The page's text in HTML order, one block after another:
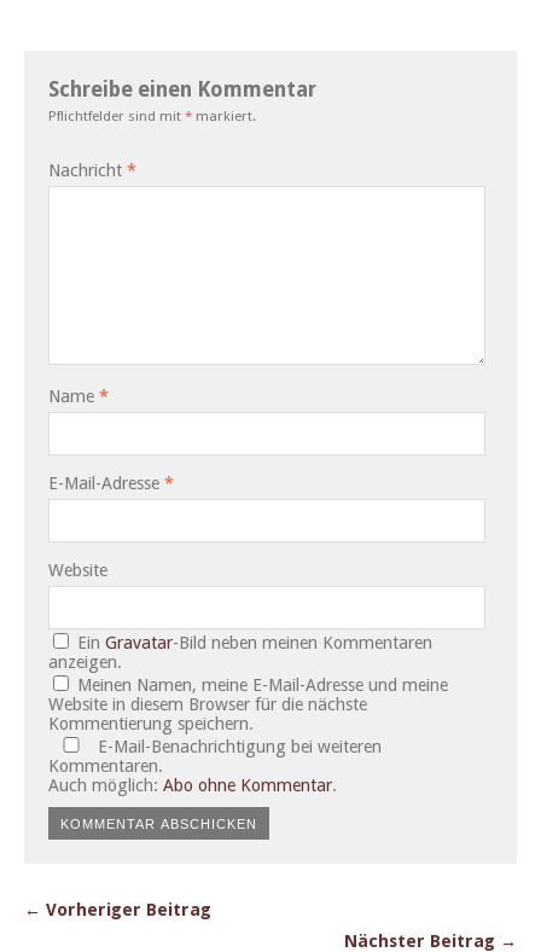
Schreibe einen Kommentar
Pflichtfelder sind mit * markiert.
Nachricht *
Name *
E-Mail-Adresse *
Website
EinGravatar-Bild neben meinen Kommentaren
anzeigen.
Meinen Namen, meine E-Mail-Adresse und meine
Website in diesem Browser für die nächste
Kommentierung speichern.
E-Mail-Benachrichtigung bei weiteren
Kommentaren.
Auch möglich: Abo ohne Kommentar.
← Vorheriger Beitrag
Nächster Beitrag →